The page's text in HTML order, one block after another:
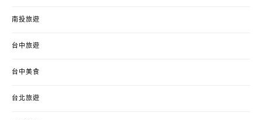
南投旅遊
台中旅遊
台中美食
台北旅遊